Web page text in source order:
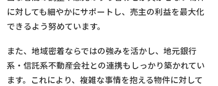
に対しても細やかにサポートし、売主の利益を最大化
できるよう努めています。
また、地域密着ならではの強みを活かし、地元銀行
系・信託系不動産会社との連携もしっかり築かれてい
ます。これにより、複雑な事情を抱える物件に対して